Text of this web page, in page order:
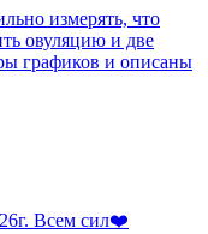
измерять, что
овуляцию и две
графиков и описаны
Всем сил❤️